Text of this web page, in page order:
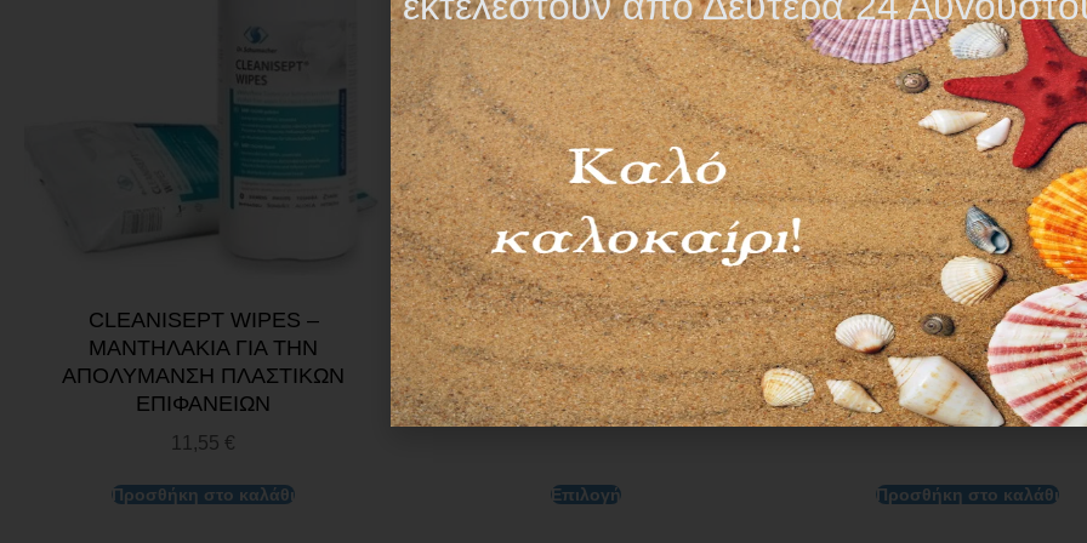
CLEANISEPT WIPES –
ΜΑΝΤΗΛΑΚΙΑ ΓΙΑ ΤΗΝ
ΑΠΟΛΥΜΑΝΣΗ ΠΛΑΣΤΙΚΩΝ
ΕΠΙΦΑΝΕΙΩΝ
11,55 €
Προσθήκη στο καλάθι
ΑΝΤΑΛΛΑΚΤΙΚΗ ΚΕΦΑΛΗ ΓΙΑ
ΣΥΣΚΕΥΗ ΜΕΣΟΘΕΡΑΠΕΙΑΣ
Microneedling Dr. Pen Ultima A1
2,20€
Επιλογή
ΠΡΟΦΥΛΑΚΤΙΚΑ
ΥΠΕΡΗΧΟΥ ΜΕ
13,50€
Προσθήκη στο καλάθι